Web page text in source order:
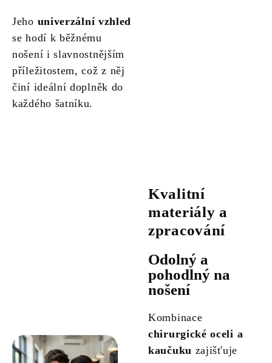
Jeho univerzální vzhled
se hodí k běžnému
nošení i slavnostnějším
příležitostem, což z něj
činí ideální doplněk do
každého šatníku.
Kvalitní
materiály a
zpracování
Odolný a
pohodlný na
nošení
Kombinace
chirurgické oceli a
kaučuku zajišťuje